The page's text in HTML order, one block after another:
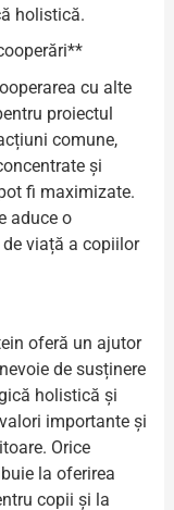
holistică.
cu alte
proiectul
comune,
și
fi maximizate.
aduce o
viață a copiilor
oferă un ajutor
de susținere
holistică și
importante și
Orice
la oferirea
copii și la